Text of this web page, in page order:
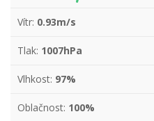
Vítr: 0.93m/s
Tlak: 1007hPa
Vlhkost: 97%
Oblačnost: 100%